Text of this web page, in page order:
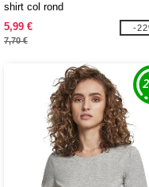
shirt col rond
5,99 €
7,70 €
-